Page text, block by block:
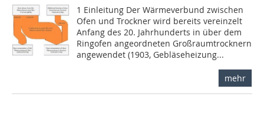
1 Einleitung Der Wärmeverbund zwischen
Ofen und Trockner wird bereits vereinzelt
Anfang des 20. Jahrhunderts in über dem
Ring­ofen angeordneten Großraumtrocknern
angewendet (1903, Gebläseheizung...
mehr